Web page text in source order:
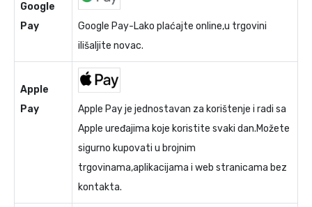
Google
Pay
Google Pay-Lako plaćajte online,u trgovini
ilišaljite novac.
Apple
Pay
Apple Pay je jednostavan za korištenje i radi sa
Apple uređajima koje koristite svaki dan.Možete
sigurno kupovati u brojnim
trgovinama,aplikacijama i web stranicama bez
kontakta.